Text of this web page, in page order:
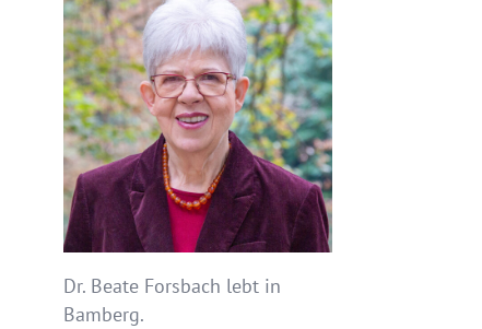
Dr. Beate Forsbach lebt in
Bamberg.